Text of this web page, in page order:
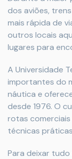
dos aviões,
mais rápida de
outros locais
lugares para
A Universidade
importantes do
náutica e
desde 1976. O
rotas
técnicas
Para deixar tudo